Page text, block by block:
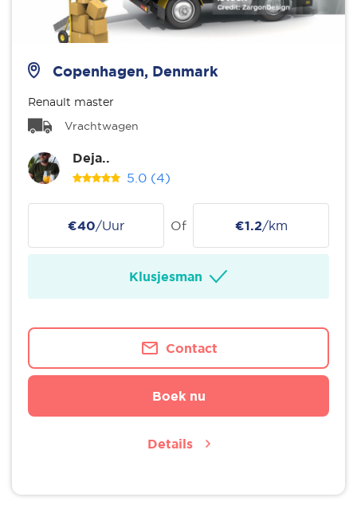
Copenhagen, Denmark
Renault master
Vrachtwagen
Deja..
5.0 (4)
€40/Uur Of €1.2/km
Klusjesman
Contact
Boek nu
Details